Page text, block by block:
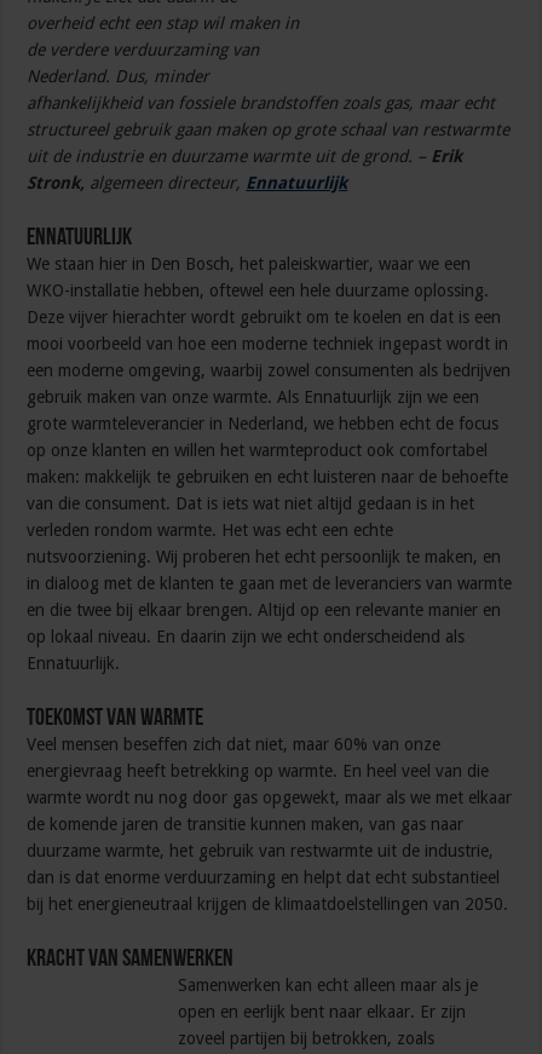
overheid echt een stap wil maken in
de verdere verduurzaming van
Nederland. Dus, minder
afhankelijkheid van fossiele brandstoffen zoals gas, maar echt
structureel gebruik gaan maken op grote schaal van restwarmte
uit de industrie en duurzame warmte uit de grond. – Erik
Stronk, algemeen directeur, Ennatuurlijk
Ennatuurlijk
We staan hier in Den Bosch, het paleiskwartier, waar we een
WKO-installatie hebben, oftewel een hele duurzame oplossing.
Deze vijver hierachter wordt gebruikt om te koelen en dat is een
mooi voorbeeld van hoe een moderne techniek ingepast wordt in
een moderne omgeving, waarbij zowel consumenten als bedrijven
gebruik maken van onze warmte. Als Ennatuurlijk zijn we een
grote warmteleverancier in Nederland, we hebben echt de focus
op onze klanten en willen het warmteproduct ook comfortabel
maken: makkelijk te gebruiken en echt luisteren naar de behoefte
van die consument. Dat is iets wat niet altijd gedaan is in het
verleden rondom warmte. Het was echt een echte
nutsvoorziening. Wij proberen het echt persoonlijk te maken, en
in dialoog met de klanten te gaan met de leveranciers van warmte
en die twee bij elkaar brengen. Altijd op een relevante manier en
op lokaal niveau. En daarin zijn we echt onderscheidend als
Ennatuurlijk.
Toekomst van Warmte
Veel mensen beseffen zich dat niet, maar 60% van onze
energievraag heeft betrekking op warmte. En heel veel van die
warmte wordt nu nog door gas opgewekt, maar als we met elkaar
de komende jaren de transitie kunnen maken, van gas naar
duurzame warmte, het gebruik van restwarmte uit de industrie,
dan is dat enorme verduurzaming en helpt dat echt substantieel
bij het energieneutraal krijgen de klimaatdoelstellingen van 2050.
Kracht van samenwerken
Samenwerken kan echt alleen maar als je
open en eerlijk bent naar elkaar. Er zijn
zoveel partijen bij betrokken, zoals